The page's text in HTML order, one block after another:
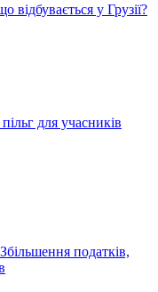
відбувається у Грузії?
для учасників
податків,